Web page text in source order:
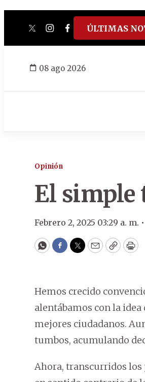
twitterinstagram
facebook
tiktokyoutube
ÚLTIMAS
08 ago 2026
Opinión
El simple
Febrero 2, 2025 03:29 a. m. •
WhatsApp
Facebook
Twitter
EmailCopy
Hemos crecido
alentábamos con la idea
mejores ciudadanos.
tumbos, acumulando
Ahora, transcurridos los